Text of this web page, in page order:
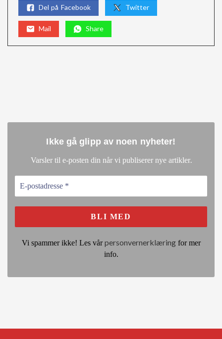
Del på Facebook Twitter
Mail Share
Ikke gå glipp av noen nyheter!
Varsler til e-posten din når vi publiserer nye artikler.
Vi spammer ikke! Les vårpersonvernerklæringfor mer
info.